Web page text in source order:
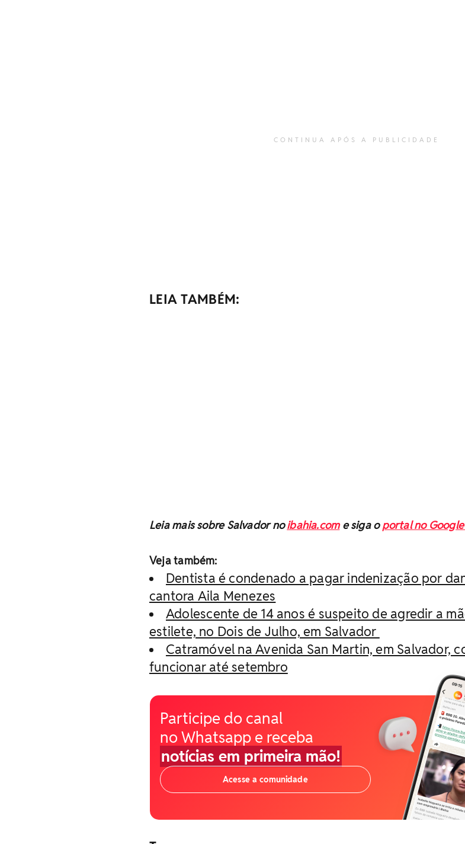
CONTINUA APÓS A PUBLICIDADE
LEIA TAMBÉM:
Leia mais sobre Salvador noibahia.come siga oportal no
Veja também:
Dentista é condenado a pagar indenização por
cantora Aila Menezes
Adolescente de 14 anos é suspeito de agredir a
estilete, no Dois de Julho, em Salvador
Catramóvel na Avenida San Martin, em Salvador,
funcionar até setembro
Participe do canal
no Whatsapp e receba
notícias em primeira mão!
Acesse a comunidade